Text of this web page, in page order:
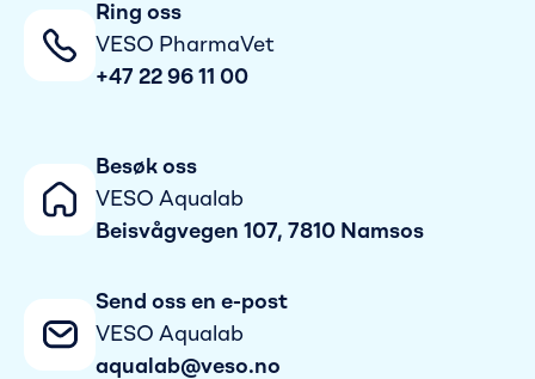
Ring oss
VESO PharmaVet
+47 22 96 11 00
Besøk oss
VESO Aqualab
Beisvågvegen 107, 7810 Namsos
Send oss en e-post
VESO Aqualab
aqualab@veso.no